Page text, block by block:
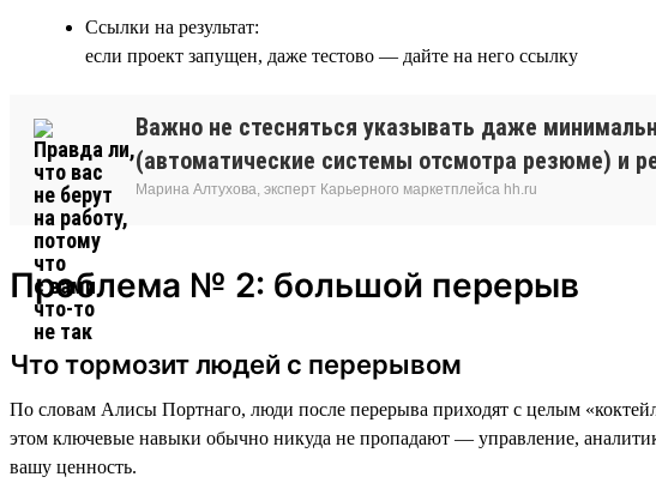
Ссылки на результат:
если проект запущен, даже тестово — дайте на него ссылку
Важно не стесняться указывать даже
(автоматические системы отсмотра резюме) и
Марина Алтухова, эксперт Карьерного маркетплейса hh.ru
Проблема № 2: большой перерыв
Что тормозит людей с перерывом
По словам Алисы Портнаго, люди после перерыва приходят с целым
этом ключевые навыки обычно никуда не пропадают — управление,
вашу ценность.